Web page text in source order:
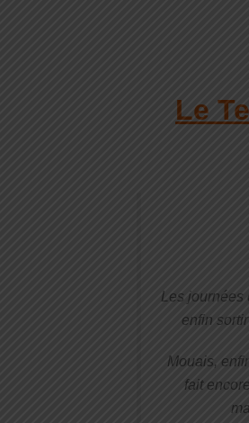
Le
Les journées
enfin
Mouais,
fait encore